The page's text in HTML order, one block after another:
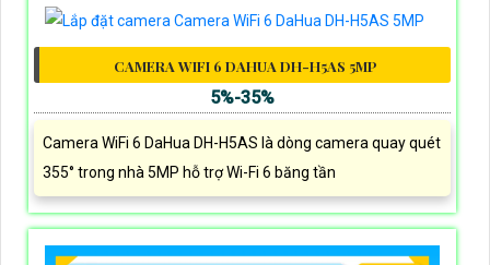
CAMERA WIFI 6 DAHUA DH-H5AS 5MP
5%-35%
Camera WiFi 6 DaHua DH-H5AS là dòng camera quay quét
355° trong nhà 5MP hỗ trợ Wi-Fi 6 băng tần